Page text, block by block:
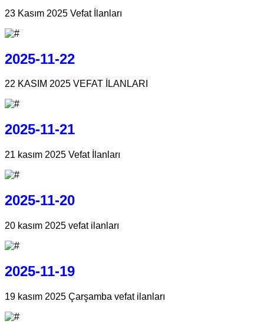
23 Kasım 2025 Vefat İlanları
2025-11-22
22 KASIM 2025 VEFAT İLANLARI
2025-11-21
21 kasım 2025 Vefat İlanları
2025-11-20
20 kasım 2025 vefat ilanları
2025-11-19
19 kasım 2025 Çarşamba vefat ilanları